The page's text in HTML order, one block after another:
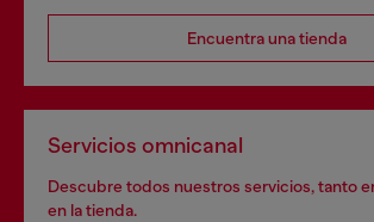
Encuentra una tienda
Servicios omnicanal
Descubre todos nuestros servicios, tanto
en la tienda.